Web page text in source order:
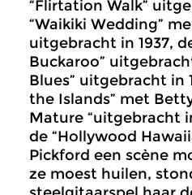
“Flirtation Walk”
“Waikiki Wedding”
uitgebracht in 1937,
Buckaroo”
Blues” uitgebracht in
the Islands” met
Mature “uitgebracht
de “Hollywood
Pickford een scène
ze moest huilen,